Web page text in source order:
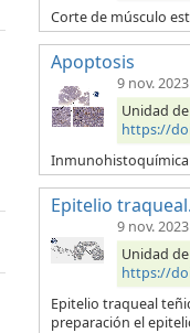
Corte de músculo
Apoptosis
9 nov. 2023
Unidad
https://
Inmunohistoquímica
Epitelio
9 nov. 2023
Unidad
https://
Epitelio traqueal
preparación el